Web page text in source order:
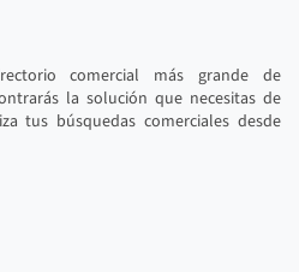
comercial más grande de
la solución que necesitas de
tus búsquedas comerciales desde